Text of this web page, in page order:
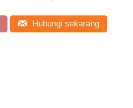
Hubungi sekarang